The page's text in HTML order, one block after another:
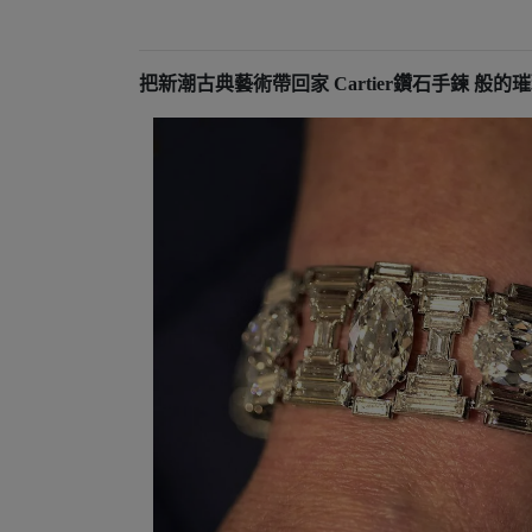
把新潮古典藝術帶回家 Cartier鑽石手鍊 般的